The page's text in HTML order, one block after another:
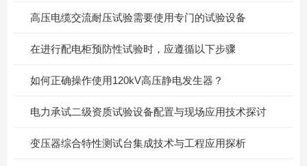
高压电缆交流耐压试验需要使用专门的试验设备
在进行配电柜预防性试验时，应遵循以下步骤
如何正确操作使用120kV高压静电发生器？
电力承试二级资质试验设备配置与现场应用技术探讨
变压器综合特性测试台集成技术与工程应用探析